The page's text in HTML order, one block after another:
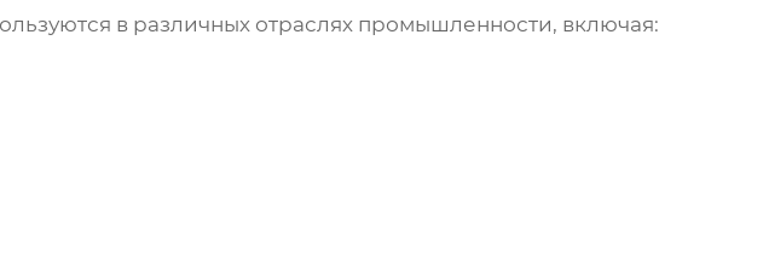
в различных отраслях промышленности, включая: